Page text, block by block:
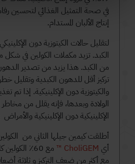
في صحة التمثيل الغذائي لتحسين
إنتاج الألبان المستدام.
لتقليل حالات الكيتوزية دون
من الكبد. هذا يزيد من تصدير
تركيز أقل للدهون الكبدية وتقليل
والكيتوزية دون الإكلينيكية. إذا تم
الولادة وبعدها، فإنه يقلل من
الإكلينيكية دون الإكلينيكية
أطلقت كيمين جيلها الثاني من
أي CholiGEM ™
مع 60٪
مع أكثر من ضعف التركيز و ثلاثة